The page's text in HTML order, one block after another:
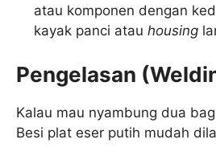
atau komponen dengan
kayak panci atauhousing
Pengelasan
Kalau mau nyambung dua
Besi plat eser putih mudah